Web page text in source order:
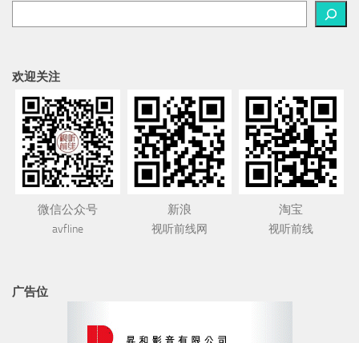
欢迎关注
微信公众号
avfline
新浪
视听前线网
淘宝
视听前线
广告位